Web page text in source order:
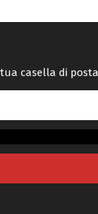
casella di posta